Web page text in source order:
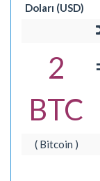
Doları (USD)
2
BTC
( Bitcoin )